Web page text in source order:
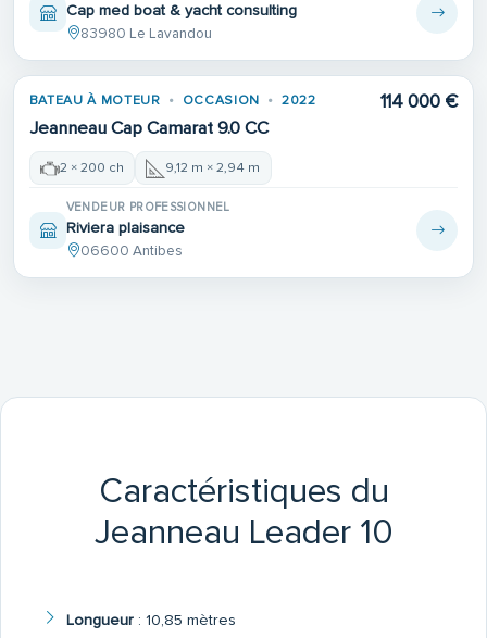
Cap med boat & yacht consulting
83980 Le Lavandou
BATEAU À MOTEUR OCCASION 2022
Jeanneau Cap Camarat 9.0 CC
114 000 €
2 × 200 ch 9,12 m × 2,94 m
VENDEUR PROFESSIONNEL
Riviera plaisance
06600 Antibes
Caractéristiques du
Jeanneau Leader 10
Longueur: 10,85 mètres